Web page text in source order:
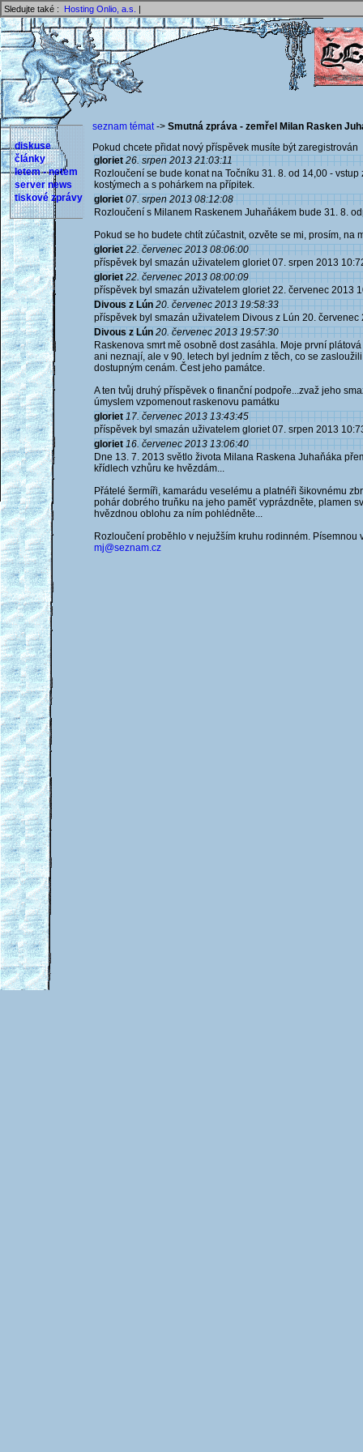
Sledujte také : Hosting Onlio, a.s. |
diskuse
články
letem - netem
server news
tiskové zprávy
seznam témat-> Smutná zpráva - zemřel Milan Rasken
Pokud chcete přidat nový příspěvek musíte být
gloriet 26. srpen 2013 21:03:11
Rozloučení se bude konat na Točníku 31. 8. od 14,00 -
kostýmech a s pohárkem na přípitek.
gloriet 07. srpen 2013 08:12:08
Rozloučení s Milanem Raskenem Juhaňákem bude 31. 8.
Pokud se ho budete chtít zúčastnit, ozvěte se mi, prosím, na
gloriet 22. červenec 2013 08:06:00
příspěvek byl smazán uživatelem gloriet 07. srpen 2013
gloriet 22. červenec 2013 08:00:09
příspěvek byl smazán uživatelem gloriet 22. červenec 2013
Divous z Lún 20. červenec 2013 19:58:33
příspěvek byl smazán uživatelem Divous z Lún 20. červenec
Divous z Lún 20. červenec 2013 19:57:30
Raskenova smrt mě osobně dost zasáhla. Moje první
ani neznají, ale v 90. letech byl jedním z těch, co se
dostupným cenám. Čest jeho památce.
A ten tvůj druhý příspěvek o finanční podpoře...zvaž jeho
úmyslem vzpomenout raskenovu památku
gloriet 17. červenec 2013 13:43:45
příspěvek byl smazán uživatelem gloriet 07. srpen 2013
gloriet 16. červenec 2013 13:06:40
Dne 13. 7. 2013 světlo života Milana Raskena Juhaňáka
křídlech vzhůru ke hvězdám...
Přátelé šermíři, kamarádu veselému a platnéři šikovnému
pohár dobrého truňku na jeho paměť vyprázdněte, plamen
hvězdnou oblohu za ním pohlédněte...
Rozloučení proběhlo v nejužším kruhu rodinném. Písemnou
mj@seznam.cz